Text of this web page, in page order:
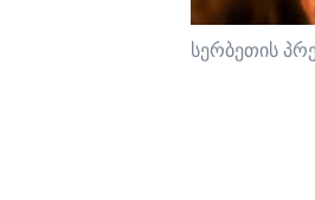
სერბეთის